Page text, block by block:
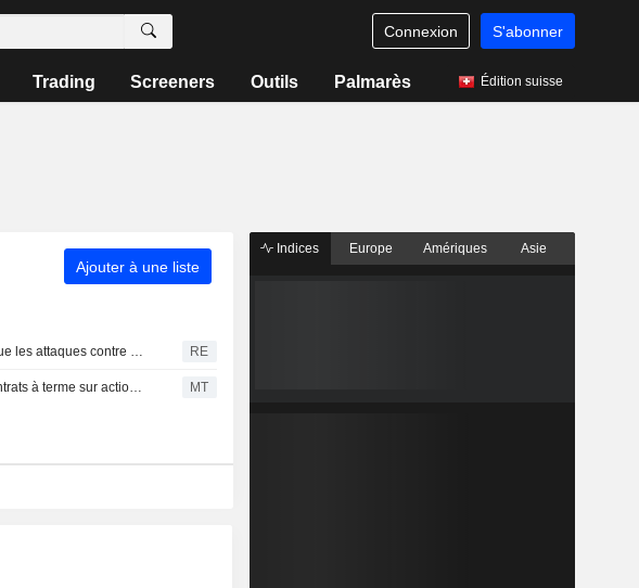
Connexion S'abonner
Trading Screeners Outils Palmarès Édition suisse
Ajouter à une liste
ADNOC affirme que les attaques contre ses navires et son personnel impactent significativement ses opérations RE
Les ETF et les contrats à terme sur actions progressent avant l'ouverture, portés par les bons résultats de la tech MT
Indices Europe Amériques Asie